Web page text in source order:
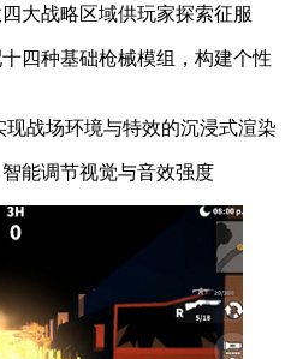
大战略区域供玩家探索征服
四种基础枪械模组，构建个性
战场环境与特效的沉浸式渲染
能调节视觉与音效强度